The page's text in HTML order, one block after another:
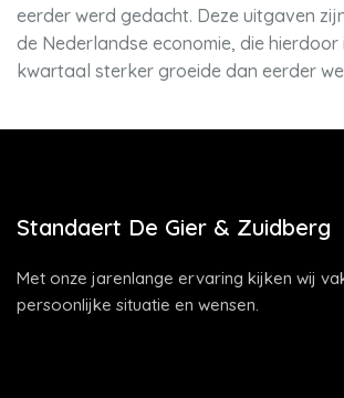
eerder werd gedacht. Deze uitgaven
de Nederlandse economie, die
kwartaal sterker groeide dan eerder
Standaert De Gier & Zuidberg
Met onze jarenlange ervaring kijken wij
persoonlijke situatie en wensen.